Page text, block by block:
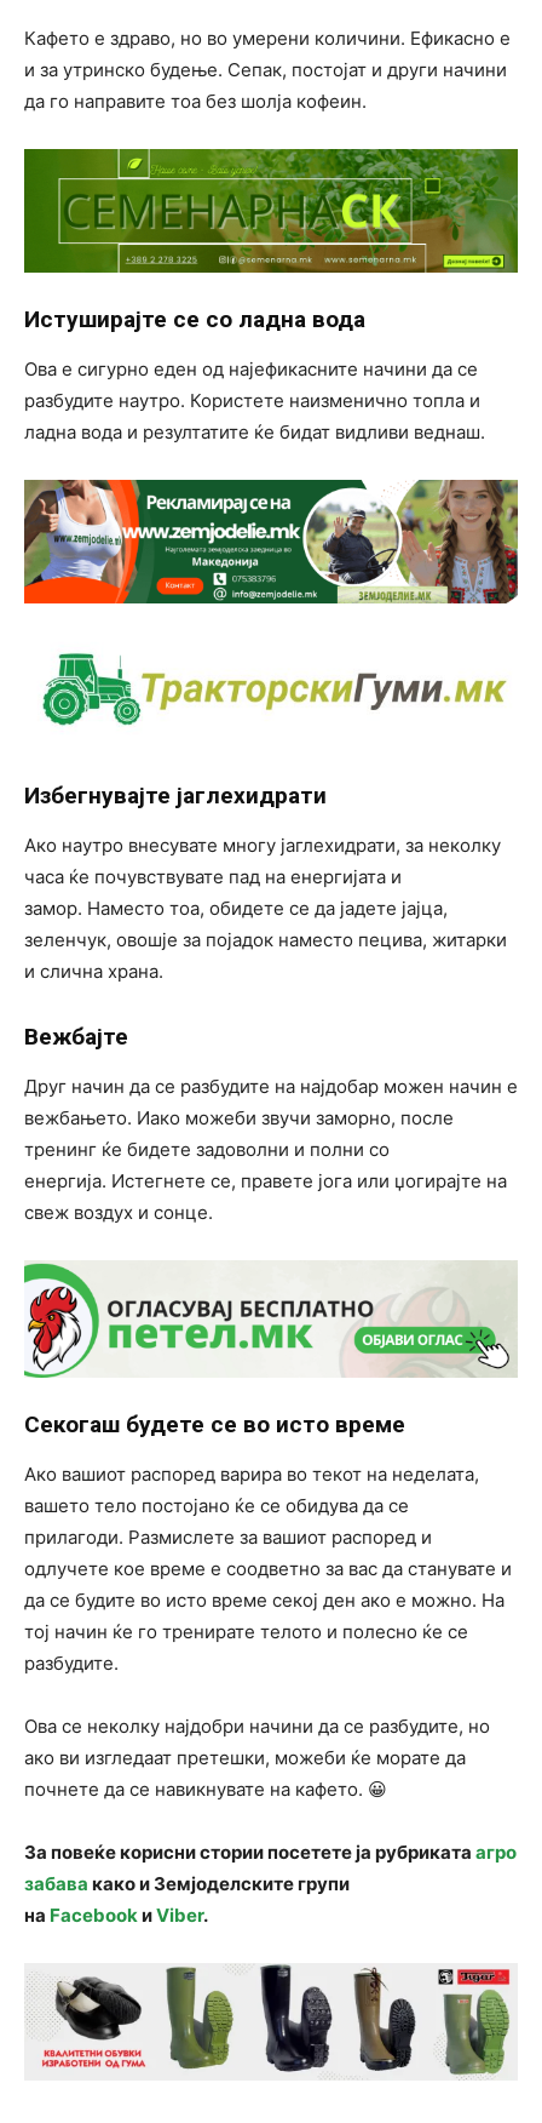
Кафето е здраво, но во умерени количини. Ефикасно е
и за утринско будење. Сепак, постојат и други начини
да го направите тоа без шолја кофеин.
Истуширајте се со ладна вода
Ова е сигурно еден од најефикасните начини да се
разбудите наутро. Користете наизменично топла и
ладна вода и резултатите ќе бидат видливи веднаш.
Избегнувајте јаглехидрати
Ако наутро внесувате многу јаглехидрати, за неколку
часа ќе почувствувате пад на енергијата и
замор. Наместо тоа, обидете се да јадете јајца,
зеленчук, овошје за појадок наместо пецива, житарки
и слична храна.
Вежбајте
Друг начин да се разбудите на најдобар можен начин е
вежбањето. Иако можеби звучи заморно, после
тренинг ќе бидете задоволни и полни со
енергија. Истегнете се, правете јога или џогирајте на
свеж воздух и сонце.
Секогаш будете се во исто време
Ако вашиот распоред варира во текот на неделата,
вашето тело постојано ќе се обидува да се
прилагоди. Размислете за вашиот распоред и
одлучете кое време е соодветно за вас да станувате и
да се будите во исто време секој ден ако е можно. На
тој начин ќе го тренирате телото и полесно ќе се
разбудите.
Ова се неколку најдобри начини да се разбудите, но
ако ви изгледаат претешки, можеби ќе морате да
почнете да се навикнувате на кафето. 😀
За повеќе корисни стории посетете ја рубриката агро
забава како и Земјоделските групи
на FacebookиViber.